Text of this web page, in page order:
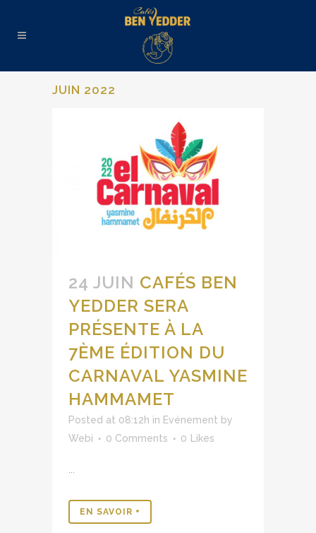
JUIN 2022
24 JUIN CAFÉS BEN
YEDDER SERA
PRÉSENTE À LA
7ÈME ÉDITION DU
CARNAVAL YASMINE
HAMMAMET
Posted at 08:12h in Evénement by
Webi
0 Comments 0 Likes
EN SAVOIR +